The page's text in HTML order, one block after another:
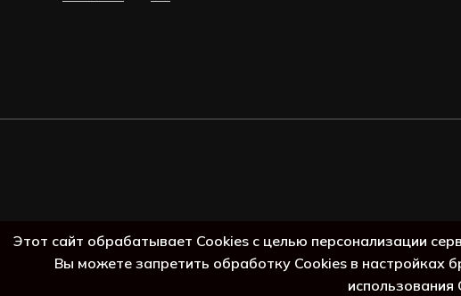
Этот сайт обрабатывает Cookies с целью персонализации
Вы можете запретить обработку Cookies в настройках
использования